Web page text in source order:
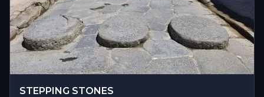
STEPPING STONES